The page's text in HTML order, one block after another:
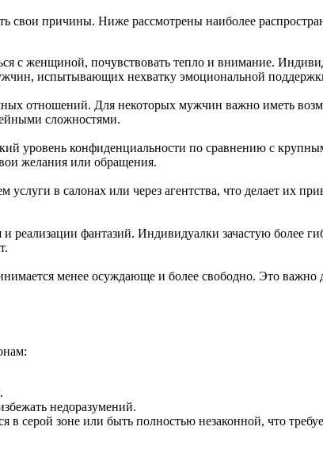
причины. Ниже рассмотрены наиболее
с женщиной, почувствовать тепло и внимание.
испытывающих нехватку эмоциональной
отношений. Для некоторых мужчин важно иметь
сложностями.
уровень конфиденциальности по сравнению с
желания или обращения.
в салонах или через агентства, что делает их
фантазий. Индивидуалки зачастую более
менее осуждающе и более свободно. Это важно
недоразумений.
серой зоне или быть полностью незаконной, что